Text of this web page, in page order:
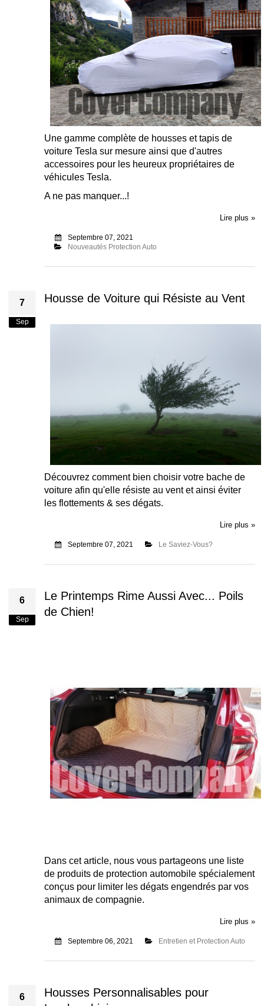
Une gamme complète de housses et tapis de
voiture Tesla sur mesure ainsi que d'autres
accessoires pour les heureux propriétaires de
véhicules Tesla.
A ne pas manquer...!
Lire plus »
Septembre 07, 2021
Nouveautés Protection Auto
7
Sep
Housse de Voiture qui Résiste au Vent
Découvrez comment bien choisir votre bache de
voiture afin qu'elle résiste au vent et ainsi éviter
les flottements & ses dégats.
Lire plus »
Septembre 07, 2021 Le Saviez-Vous?
6
Sep
Le Printemps Rime Aussi Avec... Poils
de Chien!
Dans cet article, nous vous partageons une liste
de produits de protection automobile spécialement
conçus pour limiter les dégats engendrés par vos
animaux de compagnie.
Lire plus »
Septembre 06, 2021 Entretien et Protection Auto
6
Housses Personnalisables pour